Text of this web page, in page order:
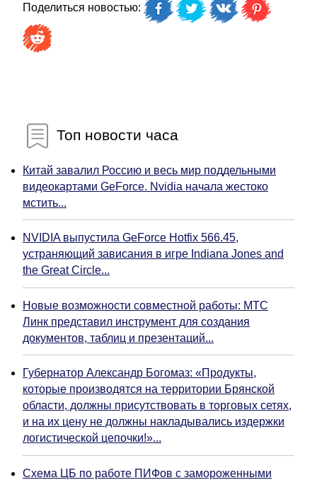
Поделиться новостью:
Топ новости часа
Китай завалил Россию и весь мир поддельными
видеокартами GeForce. Nvidia начала жестоко
мстить...
NVIDIA выпустила GeForce Hotfix 566.45,
устраняющий зависания в игре Indiana Jones and
the Great Circle...
Новые возможности совместной работы: МТС
Линк представил инструмент для создания
документов, таблиц и презентаций...
Губернатор Александр Богомаз: «Продукты,
которые производятся на территории Брянской
области, должны присутствовать в торговых сетях,
и на их цену не должны накладывались издержки
логистической цепочки!»...
Схема ЦБ по работе ПИФов с замороженными